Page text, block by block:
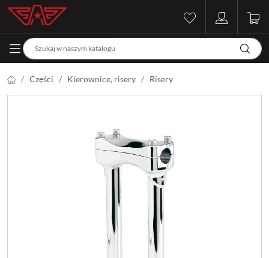
Części Kierownice, risery Risery